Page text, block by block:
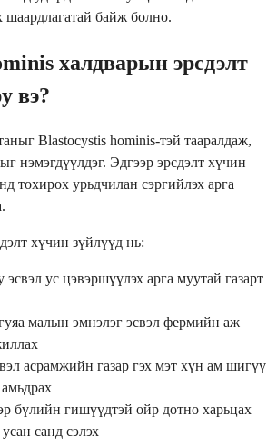
шаардлагатай байж болно.
халдварын эрсдэлт
вэ?
Blastocystis hominis-тэй тааралдаж,
нэмэгдүүлдэг. Эдгээр эрсдэлт хүчин
тохирох урьдчилан сэргийлэх арга
хүчин зүйлүүд нь:
ус цэвэршүүлэх арга муутай газарт
малын эмнэлэг эсвэл фермийн аж
асрамжийн газар гэх мэт хүн ам шигүү
бүлийн гишүүдтэй ойр дотно харьцах
санд сэлэх